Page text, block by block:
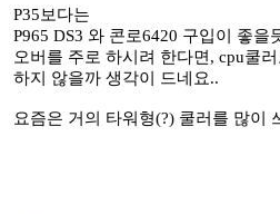
P35보다는
P965 DS3 와 콘로6420 구입이 좋을
오버를 주로 하시려 한다면, cpu쿨
하지 않을까 생각이 드네요..
요즘은 거의 타워형(?) 쿨러를 많이